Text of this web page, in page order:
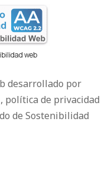
web
desarrollado por
política de privacidad
de Sostenibilidad